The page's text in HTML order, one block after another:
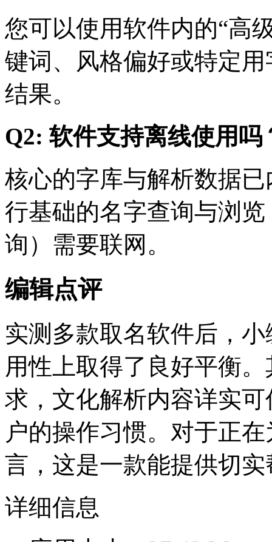
您可以使用软件内的“高
键词、风格偏好或特定
结果。
Q2: 软件支持离线使用吗
核心的字库与解析数据
行基础的名字查询与浏
询）需要联网。
编辑点评
实测多款取名软件后，
用性上取得了良好平衡
求，文化解析内容详实
户的操作习惯。对于正
言，这是一款能提供切
详细信息